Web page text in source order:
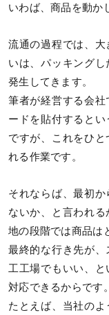
いわば、商品を動か
流通の過程では、
いは、パッキング
発生してきます。
筆者が経営する会
ードを貼付すると
ですが、これをひ
れる作業です。
それならば、最初
ないか、と言われ
地の段階では商品は
最終的な行き先が
工工場でもいい、
対応できるからです。
たとえば、当社の